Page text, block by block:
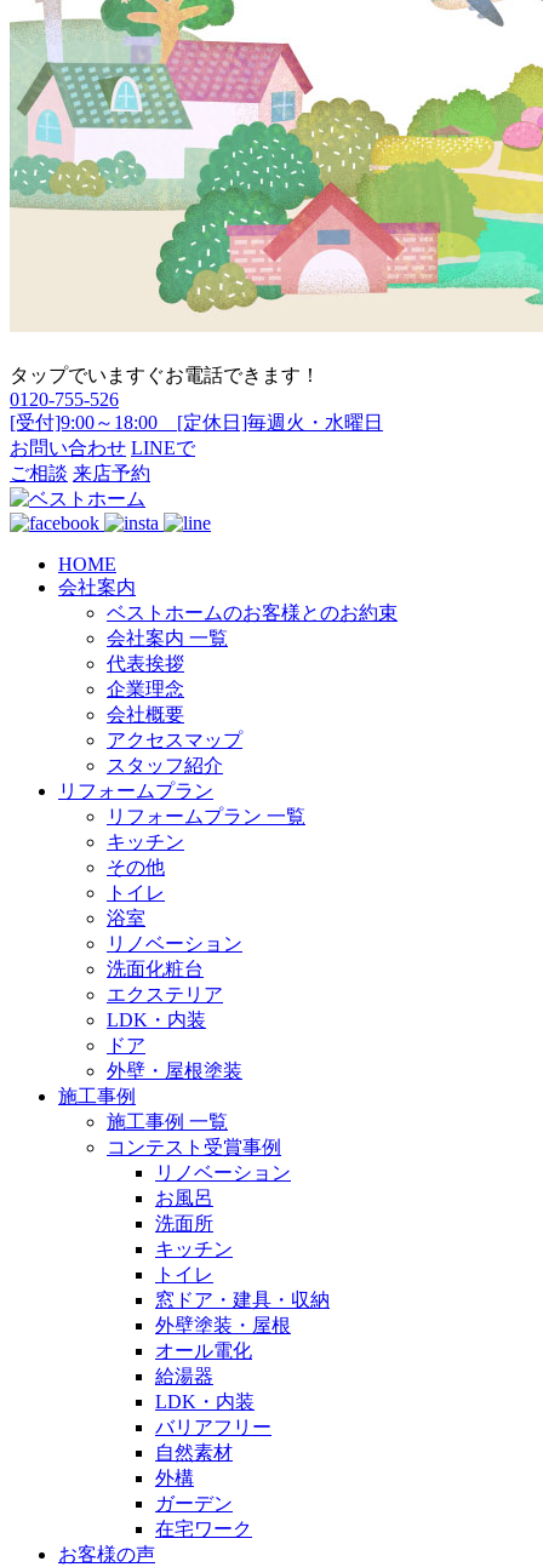
タップでいますぐお電話できます！
0120-755-526
[受付]9:00～18:00 [定休日]毎週火・水曜日
お問い合わせ LINEで
ご相談 来店予約
HOME
会社案内
ベストホームのお客様とのお約束
会社案内 一覧
代表挨拶
企業理念
会社概要
アクセスマップ
スタッフ紹介
リフォームプラン
リフォームプラン 一覧
キッチン
その他
トイレ
浴室
リノベーション
洗面化粧台
エクステリア
LDK・内装
ドア
外壁・屋根塗装
施工事例
施工事例 一覧
コンテスト受賞事例
リノベーション
お風呂
洗面所
キッチン
トイレ
窓ドア・建具・収納
外壁塗装・屋根
オール電化
給湯器
LDK・内装
バリアフリー
自然素材
外構
ガーデン
在宅ワーク
お客様の声